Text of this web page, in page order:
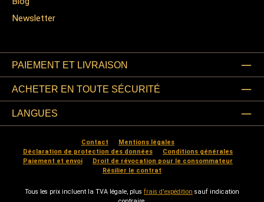
Newsletter
PAIEMENT ET LIVRAISON
ACHETER EN TOUTE SÉCURITÉ
LANGUES
Contact
Mentions légales
Déclaration de protection des données
Conditions générales
Paiement et envoi
Droit de révocation pour le consommateur
Résilier le contrat
Tous les prix incluent la TVA légale, plus frais d'expédition sauf indication